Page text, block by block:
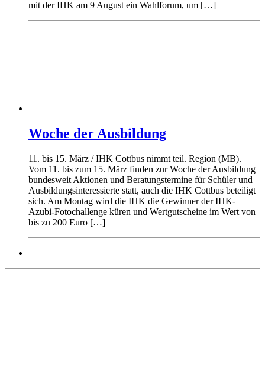
mit der IHK am 9 August ein Wahlforum, um […]
Woche der Ausbildung
11. bis 15. März / IHK Cottbus nimmt teil. Region (MB).
Vom 11. bis zum 15. März finden zur Woche der Ausbildung
bundesweit Aktionen und Beratungstermine für Schüler und
Ausbildungsinteressierte statt, auch die IHK Cottbus beteiligt
sich. Am Montag wird die IHK die Gewinner der IHK-
Azubi-Fotochallenge küren und Wertgutscheine im Wert von
bis zu 200 Euro […]